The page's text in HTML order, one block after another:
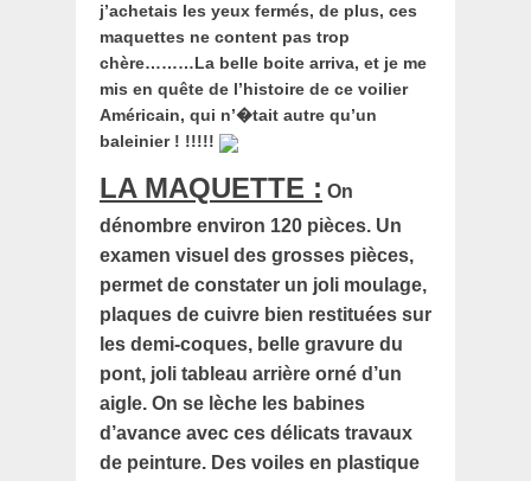
j’achetais les yeux fermés, de plus, ces
maquettes ne content pas trop
chère………La belle boite arriva, et je me
mis en quête de l’histoire de ce voilier
Américain, qui n’�tait autre qu’un
baleinier ! !!!!!
LA MAQUETTE : On
dénombre environ 120 pièces. Un
examen visuel des grosses pièces,
permet de constater un joli moulage,
plaques de cuivre bien restituées sur
les demi-coques, belle gravure du
pont, joli tableau arrière orné d’un
aigle. On se lèche les babines
d’avance avec ces délicats travaux
de peinture. Des voiles en plastique